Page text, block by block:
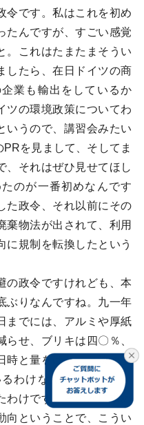
令です。私はこれを初め
たんですが、すごい感覚
。これはたまたまそうい
したら、在日ドイツの商
業も輸出をしているか
ツの環境政策についてわ
いうので、講習会みたい
を見まして、そしてま
、それはぜひ見せてほし
のが一番初めなんです
た政令、それ以前にその
棄物法が出されて、利用
に規制を転換したという
政令ですけれども、本
ぶりなんですね。九一年
までには、アルミや厚紙
せ、ブリキは四〇％、
時と量をばしっと決めま
わけなんです。ですか
けです。その次に求め
向ということで、こうい